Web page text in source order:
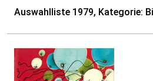
Auswahlliste 1979, Kategorie: